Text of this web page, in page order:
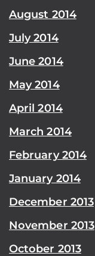
August 2014
July 2014
June 2014
May 2014
April 2014
March 2014
February 2014
January 2014
December 2013
November 2013
October 2013